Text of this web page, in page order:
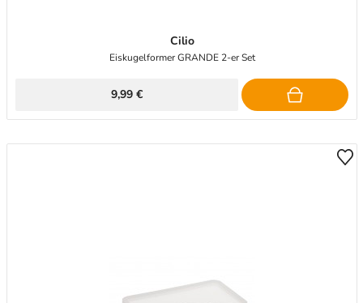
Cilio
Eiskugelformer GRANDE 2-er Set
9,99 €